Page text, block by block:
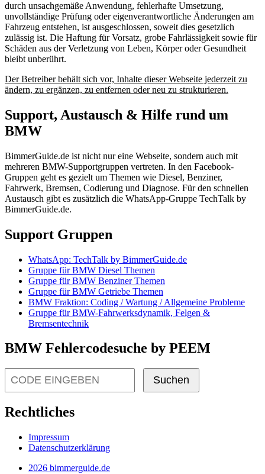
durch unsachgemäße Anwendung, fehlerhafte Umsetzung,
unvollständige Prüfung oder eigenverantwortliche Änderungen am
Fahrzeug entstehen, ist ausgeschlossen, soweit dies gesetzlich
zulässig ist. Die Haftung für Vorsatz, grobe Fahrlässigkeit sowie für
Schäden aus der Verletzung von Leben, Körper oder Gesundheit
bleibt unberührt.
Der Betreiber behält sich vor, Inhalte dieser Webseite jederzeit zu
ändern, zu ergänzen, zu entfernen oder neu zu strukturieren.
Support, Austausch & Hilfe rund um
BMW
BimmerGuide.de ist nicht nur eine Webseite, sondern auch mit
mehreren BMW-Supportgruppen vertreten. In den Facebook-
Gruppen geht es gezielt um Themen wie Diesel, Benziner,
Fahrwerk, Bremsen, Codierung und Diagnose. Für den schnellen
Austausch gibt es zusätzlich die WhatsApp-Gruppe TechTalk by
BimmerGuide.de.
Support Gruppen
WhatsApp: TechTalk by BimmerGuide.de
Gruppe für BMW Diesel Themen
Gruppe für BMW Benziner Themen
Gruppe für BMW Getriebe Themen
BMW Fraktion: Coding / Wartung / Allgemeine Probleme
Gruppe für BMW-Fahrwerksdynamik, Felgen &
Bremsentechnik
BMW Fehlercodesuche by PEEM
Suchen
Rechtliches
Impressum
Datenschutzerklärung
2026 bimmerguide.de